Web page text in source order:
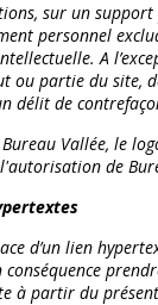
sur un
personnel
A
ou partie du site,
délit de
Vallée, le
de
d’un lien
conséquence
à partir du